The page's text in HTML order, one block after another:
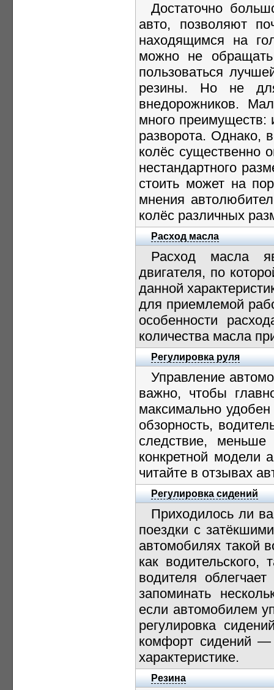
Достаточно
авто, позволяют
находящимся на
можно не
пользоваться
резины. Но не
внедорожников.
много преимуществ:
разворота. Однако,
колёс существенно
нестандартного
стоить может на
мнения
колёс различных
Расход масла
Расход масла
двигателя, по
данной
для приемлемой
особенности
количества масла
Регулировка руля
Управление
важно, чтобы
максимально
обзорность,
следствие, меньше
конкретной модели
читайте в отзывах
Регулировка сидений
Приходилось ли
поездки с
автомобилях такой
как водительского,
водителя
запоминать
если автомобилем
регулировка
комфорт сидений —
характеристике.
Резина